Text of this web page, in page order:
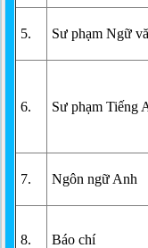
5. Sư phạm Ngữ
6. Sư phạm Tiếng
7. Ngôn ngữ Anh
8. Báo chí